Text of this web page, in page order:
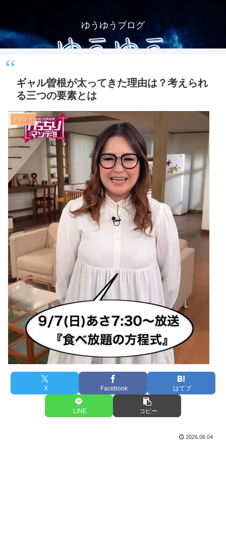
ゆうゆうブログ
ギャル曽根が太ってきた理由は？考えられ
る三つの要素とは
トレンド
X Facebook はてブ
LINE コピー
2026.06.04